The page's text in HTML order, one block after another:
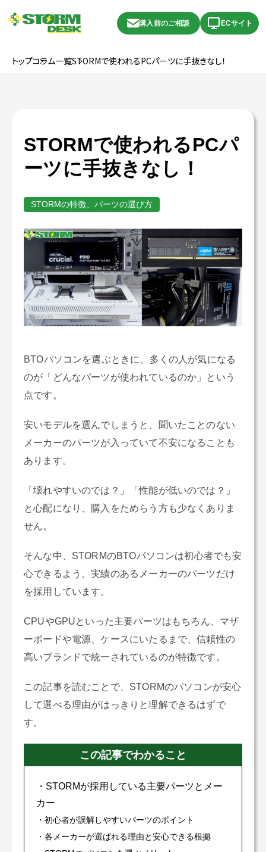
購入前のご相談 ECサイト
トップコラム一覧STORMで使われるPCパーツに手抜きなし！
STORMで使われるPCパ
ーツに手抜きなし！
STORMの特徴、パーツの選び方
BTOパソコンを選ぶときに、多くの人が気になる
のが「どんなパーツが使われているのか」という
点です。
安いモデルを選んでしまうと、聞いたことのない
メーカーのパーツが入っていて不安になることも
あります。
「壊れやすいのでは？」「性能が低いのでは？」
と心配になり、購入をためらう方も少なくありま
せん。
そんな中、STORMのBTOパソコンは初心者でも安
心できるよう、実績のあるメーカーのパーツだけ
を採用しています。
CPUやGPUといった主要パーツはもちろん、マザ
ーボードや電源、ケースにいたるまで、信頼性の
高いブランドで統一されているのが特徴です。
この記事を読むことで、STORMのパソコンが安心
して選べる理由がはっきりと理解できるはずで
す。
この記事でわかること
・STORMが採用している主要パーツとメー
カー
・初心者が誤解しやすいパーツのポイント
・各メーカーが選ばれる理由と安心できる根拠